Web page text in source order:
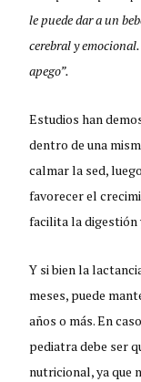
le puede dar a un
cerebral y
apego”.
Estudios han
dentro de una
calmar la sed,
favorecer el
facilita la digestión
Y si bien la
meses, puede
años o más. En
pediatra debe ser
nutricional, ya que